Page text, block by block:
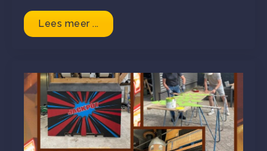
Lees meer ...